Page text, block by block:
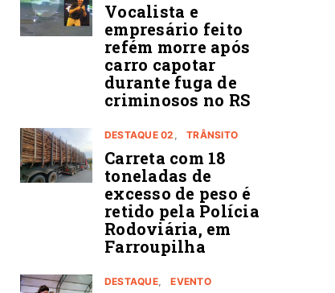
Vocalista e
empresário feito
refém morre após
carro capotar
durante fuga de
criminosos no RS
DESTAQUE 02 TRÂNSITO
Carreta com 18
toneladas de
excesso de peso é
retido pela Polícia
Rodoviária, em
Farroupilha
DESTAQUE EVENTO